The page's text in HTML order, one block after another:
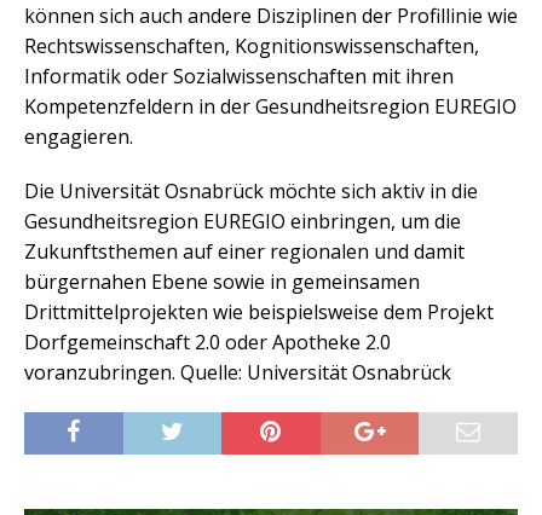
können sich auch andere Disziplinen der Profillinie wie
Rechtswissenschaften, Kognitionswissenschaften,
Informatik oder Sozialwissenschaften mit ihren
Kompetenzfeldern in der Gesundheitsregion EUREGIO
engagieren.
Die Universität Osnabrück möchte sich aktiv in die
Gesundheitsregion EUREGIO einbringen, um die
Zukunftsthemen auf einer regionalen und damit
bürgernahen Ebene sowie in gemeinsamen
Drittmittelprojekten wie beispielsweise dem Projekt
Dorfgemeinschaft 2.0 oder Apotheke 2.0
voranzubringen. Quelle: Universität Osnabrück